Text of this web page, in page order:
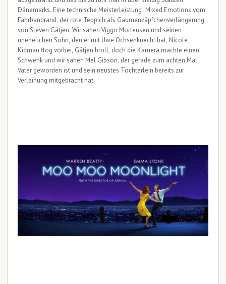
Dänemarks. Eine technische Meisterleistung! Mixed Emotions vom
Fahrbandrand, der rote Teppich als Gaumenzäpfchenverlängerung
von Steven Gätjen. Wir sahen Viggo Mortensen und seinen
unehelichen Sohn, den er mit Uwe Ochsenknecht hat, Nicole
Kidman flog vorbei, Gätjen broll, doch die Kamera machte einen
Schwenk und wir sahen Mel Gibson, der gerade zum achten Mal
Vater geworden ist und sein neustes Töchterlein bereits zur
Verleihung mitgebracht hat.